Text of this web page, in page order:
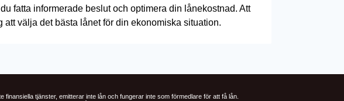
fatta informerade beslut och optimera din lånekostnad. Att
välja det bästa lånet för din ekonomiska situation.
finansiella tjänster, emitterar inte lån och fungerar inte som förmedlare för att få lån.